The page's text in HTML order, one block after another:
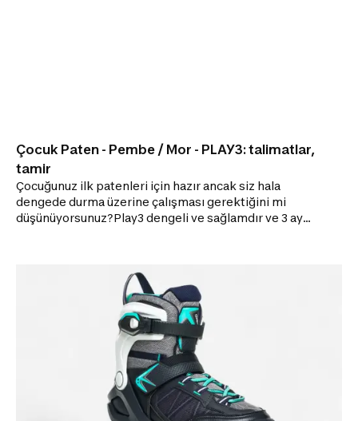
Çocuk Paten - Pembe / Mor - PLAY3: talimatlar,
tamir
Çocuğunuz ilk patenleri için hazır ancak siz hala
dengede durma üzerine çalışması gerektiğini mi
düşünüyorsunuz?Play3 dengeli ve sağlamdır ve 3 ayak
üretilmiştir ve makinede yıkanabilir. KAYMA KALİTESİ
İlk çıkışlarda hızı azaltmak için rulmanları
ayarlanmıştır. AYAK DESTEĞİ Plastik dış yüzeyi ve
hassas tokaları sayesinde destek ve koruma.
AYARLANABİLİR YAPI Çocukların büyüyen ayaklarına
uygun olarak 3 ayak numarasına ayarlanabilir.